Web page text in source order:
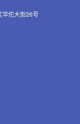
华佗大街26号